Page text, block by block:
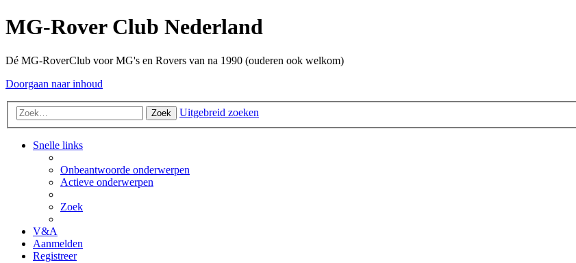
MG-Rover Club Nederland
Dé MG-RoverClub voor MG's en Rovers van na 1990 (ouderen ook welkom)
Doorgaan naar inhoud
Zoek Uitgebreid zoeken
Snelle links
Onbeantwoorde onderwerpen
Actieve onderwerpen
Zoek
V&A
Aanmelden
Registreer